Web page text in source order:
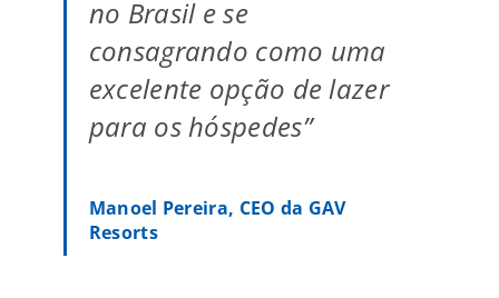
no Brasil e se
consagrando como uma
excelente opção de lazer
para os hóspedes”
Manoel Pereira, CEO da GAV
Resorts